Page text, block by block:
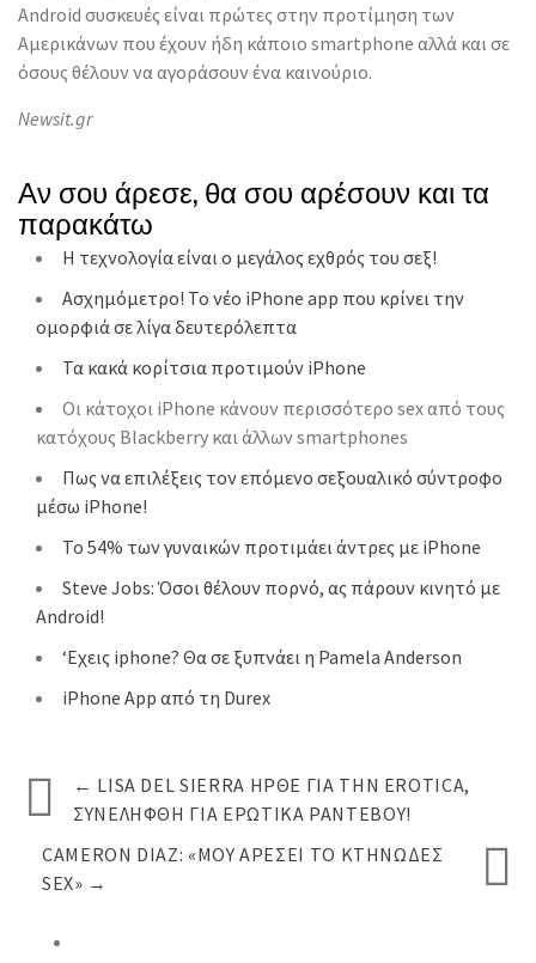
Android συσκευές είναι πρώτες στην προτίμηση των
Αμερικάνων που έχουν ήδη κάποιο smartphone αλλά και σε
όσους θέλουν να αγοράσουν ένα καινούριο.
Newsit.gr
Αν σου άρεσε, θα σου αρέσουν και τα
παρακάτω
Η τεχνολογία είναι ο μεγάλος εχθρός του σεξ!
Ασχημόμετρο! Το νέο iPhone app που κρίνει την
ομορφιά σε λίγα δευτερόλεπτα
Τα κακά κορίτσια προτιμούν iPhone
Οι κάτοχοι iPhone κάνουν περισσότερο sex από τους
κατόχους Blackberry και άλλων smartphones
Πως να επιλέξεις τον επόμενο σεξουαλικό σύντροφο
μέσω iPhone!
Το 54% των γυναικών προτιμάει άντρες με iPhone
Steve Jobs: Όσοι θέλουν πορνό, ας πάρουν κινητό με
Android!
‘Εχεις iphone? Θα σε ξυπνάει η Pamela Anderson
iPhone App από τη Durex
← LISA DEL SIERRA ΉΡΘΕ ΓΙΑ ΤΗΝ EROTICA,
ΣΥΝΕΛΉΦΘΗ ΓΙΑ ΕΡΩΤΙΚΆ ΡΑΝΤΕΒΟΎ!
CAMERON DIAZ: «ΜΟΥ ΑΡΈΣΕΙ ΤΟ ΚΤΗΝΏΔΕΣ
SEX» →